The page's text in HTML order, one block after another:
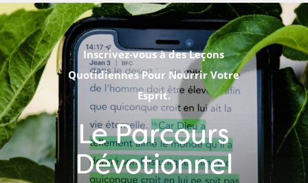
Inscrivez-vous à des Leçons
Quotidiennes Pour Nourrir Votre
Esprit.
Le Parcours
Dévotionnel